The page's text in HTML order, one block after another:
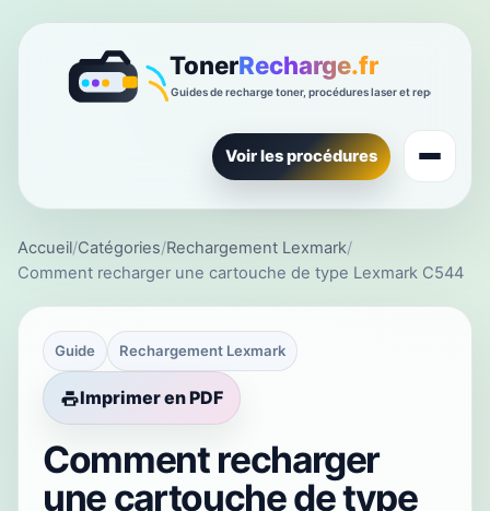
Voir les procédures
Accueil/Catégories/Rechargement Lexmark/
Comment recharger une cartouche de type Lexmark C544
Guide Rechargement Lexmark
Imprimer en PDF
Comment recharger
une cartouche de type